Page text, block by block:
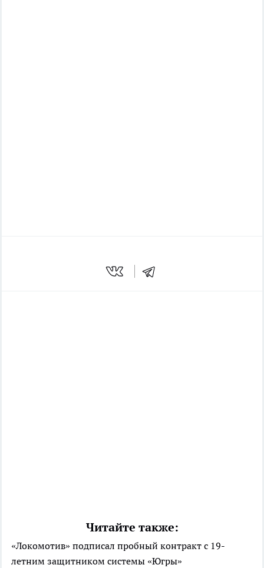
Читайте также:
«Локомотив» подписал пробный контракт с 19-
летним защитником системы «Югры»